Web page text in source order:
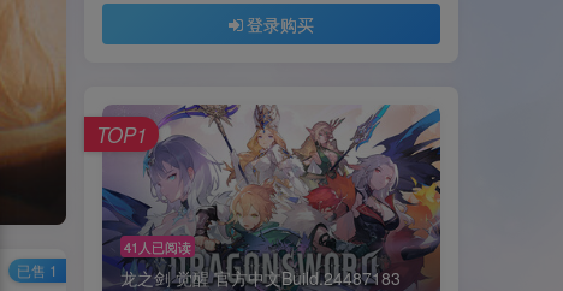
已售 1
登录购买
41人已阅读
龙之剑 觉醒 官方中文Build.24487183
TOP1